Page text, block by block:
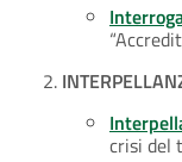
crisi del